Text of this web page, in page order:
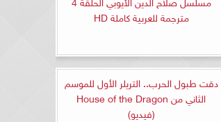
مترجمة للعربية كاملة HD
دقت طبول الحرب.. التريلر الأول للموسم
الثاني من House of the Dragon
(فيديو)